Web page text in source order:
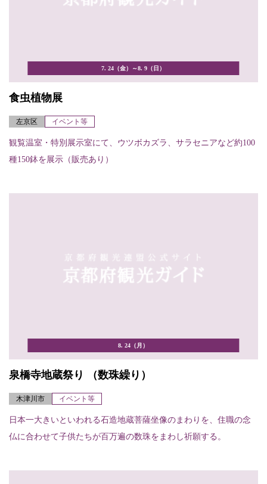
7. 24（金）～8. 9（日）
食虫植物展
左京区 イベント等
観覧温室・特別展示室にて、ウツボカズラ、サラセニアなど約100
種150鉢を展示（販売あり）
8. 24（月）
泉橋寺地蔵祭り （数珠繰り）
木津川市 イベント等
日本一大きいといわれる石造地蔵菩薩坐像のまわりを、住職の念
仏に合わせて子供たちが百万遍の数珠をまわし祈願する。